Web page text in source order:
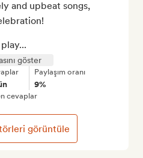
and upbeat songs,
göster
Paylaşım oranı
9%
cevaplar
görüntüle